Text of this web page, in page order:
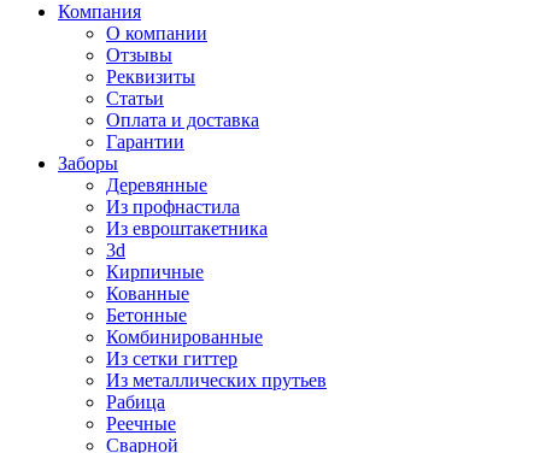
Компания
О компании
Отзывы
Реквизиты
Статьи
Оплата и доставка
Гарантии
Заборы
Деревянные
Из профнастила
Из евроштакетника
3d
Кирпичные
Кованные
Бетонные
Комбинированные
Из сетки гиттер
Из металлических прутьев
Рабица
Реечные
Сварной